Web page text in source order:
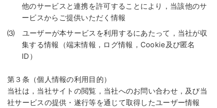
他のサービスと連携を許可することにより，当該他のサ
ービスからご提供いただく情報
⑶ ユーザーが本サービスを利用するにあたって，当社が収
集する情報（端末情報，ログ情報，Cookie及び匿名
ID）
第３条（個人情報の利用目的）
当社は，当社サイトの閲覧，当社へのお問い合わせ，及び当
社サービスの提供・遂行等を通じて取得したユーザー情報